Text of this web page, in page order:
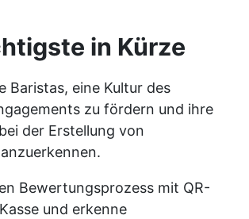
in Kürze
Baristas, eine Kultur des
zu fördern und ihre
der Erstellung von
Bewertungsprozess mit QR-
und erkenne